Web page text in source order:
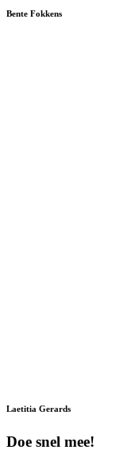
Bente Fokkens
Laetitia Gerards
Doe snel mee!